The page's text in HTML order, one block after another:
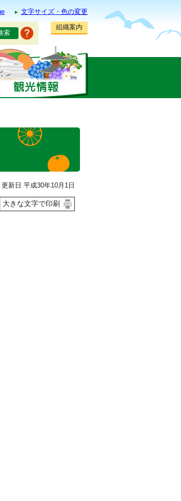
文字サイズ・色の変更
組織案内
新日 平成30年10月1日
大きな文字で印刷